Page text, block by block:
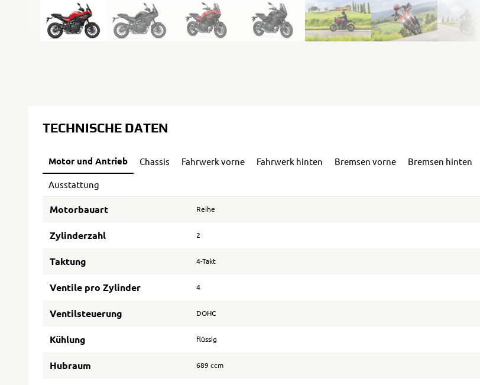
TECHNISCHE DATEN
Motor und Antrieb Chassis Fahrwerk vorne Fahrwerk hinten Bremsen vorne Bremsen hinten
Ausstattung
Motorbauart Reihe
Zylinderzahl 2
Taktung 4-Takt
Ventile pro Zylinder 4
Ventilsteuerung DOHC
Kühlung flüssig
Hubraum 689 ccm